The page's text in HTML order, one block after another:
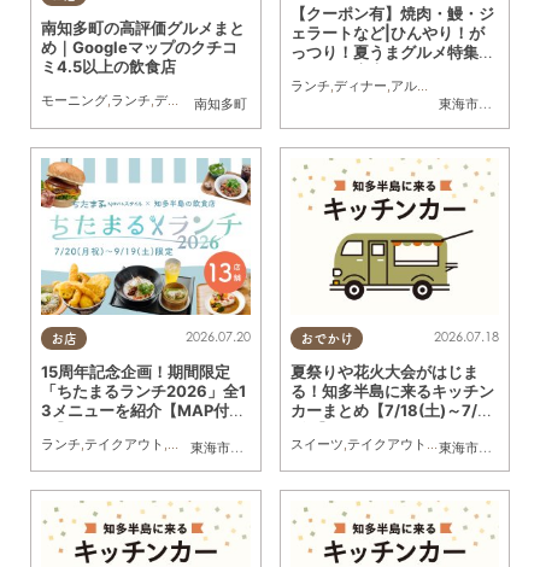
南知多町
南知多町の高評価グルメまと
め｜Googleマップのクチコ
ミ4.5以上の飲食店
モーニング,ランチ,ディナー ,カフェ 東海市
,大府市
【クーポン有】焼肉・鰻・ジ
ェラートなど|ひんやり！が
っつり！夏うまグルメ特集／
ランチ,ディナー,アルコール
お店
東海市
, 大府市 知多市 ,東浦町,半田市,常滑市,武豊町
2026.07.20
15周年記念企画！期間限定
「ちたまるランチ2026」全1
3メニューを紹介【MAP付
ランチ,テイクアウト ,専門店,ちたまるスタイル掲載店,まとめ記事 ,家族,カップル
おでかけ
東海市大府市
2026.07.18
夏祭りや花火大会がはじま
る！知多半島に来るキッチン
カーまとめ【7/18(土)～7/24
スイーツ,テイクアウト ,キッチンカー